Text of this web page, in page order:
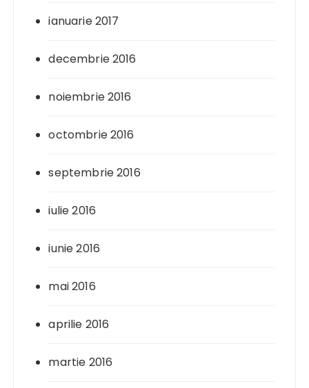
ianuarie 2017
decembrie 2016
noiembrie 2016
octombrie 2016
septembrie 2016
iulie 2016
iunie 2016
mai 2016
aprilie 2016
martie 2016